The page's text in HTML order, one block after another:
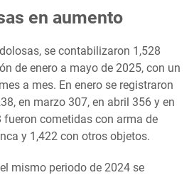
en aumento
se contabilizaron 1,528
de enero a mayo de 2025, con un
a mes. En enero se registraron
en marzo 307, en abril 356 y en
fueron cometidas con arma de
y 1,422 con otros objetos.
mismo periodo de 2024 se